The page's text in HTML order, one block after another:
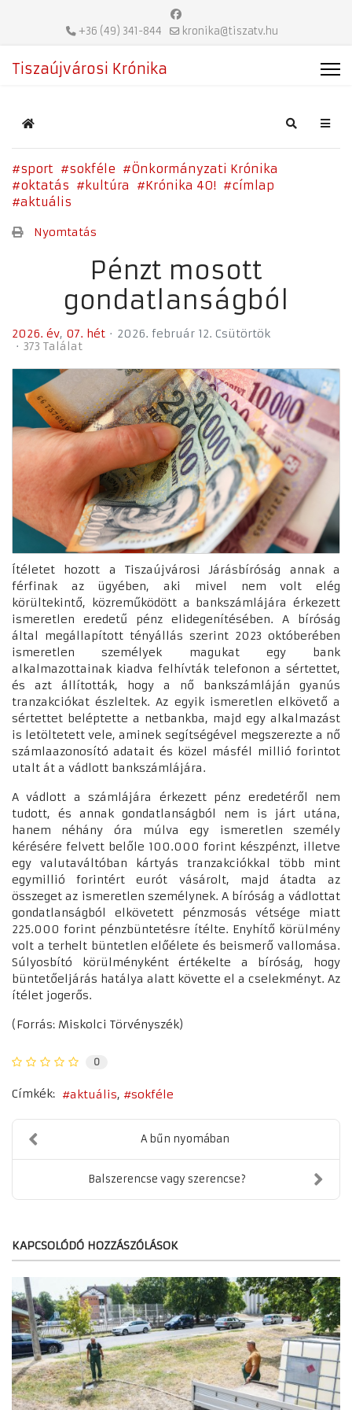
+36 (49) 341-844 kronika@tiszatv.hu
Tiszaújvárosi Krónika
Home Search
sport sokféle
Önkormányzati Krónika
oktatás
kultúra Krónika 40!
címlap
aktuális
Nyomtatás
Pénzt mosott
gondatlanságból
2026. év 07. hét
2026. február 12. Csütörtök
373 Találat
Ítéletet hozott a Tiszaújvárosi Járásbíróság annak a
férfinak az ügyében, aki mivel nem volt elég
körültekintő, közreműködött a bankszámlájára érkezett
ismeretlen eredetű pénz elidegenítésében. A bíróság
által megállapított tényállás szerint 2023 októberében
ismeretlen személyek magukat egy bank
alkalmazottainak kiadva felhívták telefonon a sértettet,
és azt állították, hogy a nő bankszámláján gyanús
tranzakciókat észleltek. Az egyik ismeretlen elkövető a
sértettet beléptette a netbankba, majd egy alkalmazást
is letöltetett vele, aminek segítségével megszerezte a nő
számlaazonosító adatait és közel másfél millió forintot
utalt át a vádlott bankszámlájára.
A vádlott a számlájára érkezett pénz eredetéről nem
tudott, és annak gondatlanságból nem is járt utána,
hanem néhány óra múlva egy ismeretlen személy
kérésére felvett belőle 100.000 forint készpénzt, illetve
egy valutaváltóban kártyás tranzakciókkal több mint
egymillió forintért eurót vásárolt, majd átadta az
összeget az ismeretlen személynek. A bíróság a vádlottat
gondatlanságból elkövetett pénzmosás vétsége miatt
225.000 forint pénzbüntetésre ítélte. Enyhítő körülmény
volt a terhelt büntetlen előélete és beismerő vallomása.
Súlyosbító körülményként értékelte a bíróság, hogy
büntetőeljárás hatálya alatt követte el a cselekményt. Az
ítélet jogerős.
(Forrás: Miskolci Törvényszék)
0
Címkék: aktuális sokféle
A bűn nyomában
Balszerencse vagy szerencse?
KAPCSOLÓDÓ HOZZÁSZÓLÁSOK